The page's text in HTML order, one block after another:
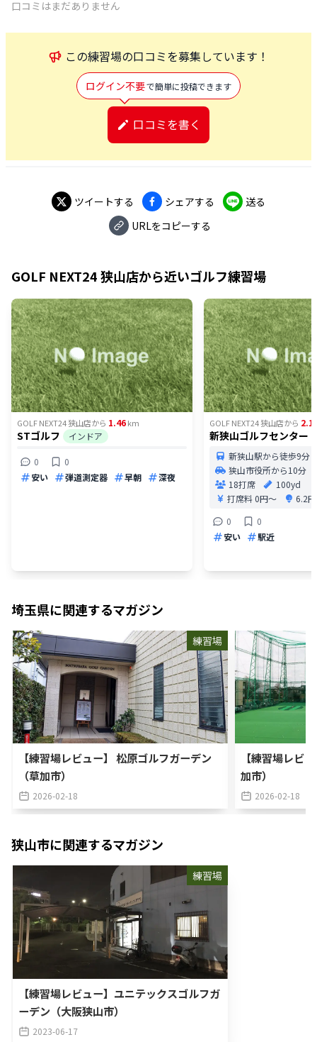
口コミはまだありません
この練習場の口コミを募集しています！
ログイン不要で簡単に投稿できます
口コミを書く
ツイートする シェアする
送る
URLをコピーする
GOLF NEXT24 狭山店から近いゴルフ練習場
GOLF NEXT24 狭山店から 1.46km
STゴルフ インドア
0
0
安い
弾道測定器 早朝 深夜
GOLF NEXT24 狭山店から
新狭山ゴルフセンター
新狭山駅から徒歩9分
狭山市役所から10分
18打席
100yd
打席料0円〜
6.2
0
0
安い
駅近
埼玉県に関連するマガジン
練習場
【練習場レビュー】 松原ゴルフガーデン
（草加市）
2026-02-18
【練習場レビ
加市）
2026-02-18
狭山市に関連するマガジン
練習場
【練習場レビュー】ユニテックスゴルフガ
ーデン（大阪狭山市）
2023-06-17